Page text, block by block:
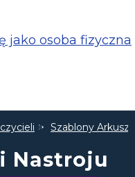
jako osoba fizyczna
Szablony
Nastroju